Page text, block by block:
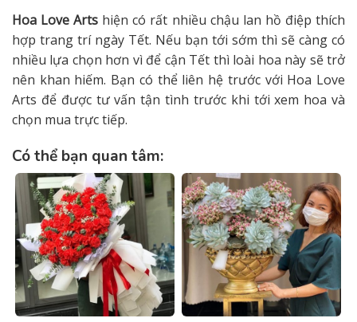
Hoa Love Arts hiện có rất nhiều chậu lan hồ điệp thích
hợp trang trí ngày Tết. Nếu bạn tới sớm thì sẽ càng có
nhiều lựa chọn hơn vì để cận Tết thì loài hoa này sẽ trở
nên khan hiếm. Bạn có thể liên hệ trước với Hoa Love
Arts để được tư vấn tận tình trước khi tới xem hoa và
chọn mua trực tiếp.
Có thể bạn quan tâm: